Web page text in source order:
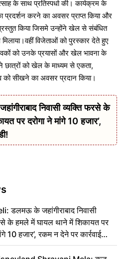
के साथ प्रतिस्पर्धा की। कार्यक्रम के
प्रदर्शन करने का अवसर प्राप्त किया और
किया जिसमे उन्होंने खेल से संबंधित
विजेताओं को पुरस्कार देते हुए
को उनके प्रयासों और खेल भावना के
छात्रों को खेल के माध्यम से एकता,
सीखने का अवसर प्रदान किया।
निवासी व्यक्ति फरसे के
पर दरोगा ने मांगे 10 हजार’,
डलमऊ के जहांगीराबाद निवासी
के हमले में घायल थाने में शिकायत पर
10 हजार’, रकम न देने पर कार्रवाई